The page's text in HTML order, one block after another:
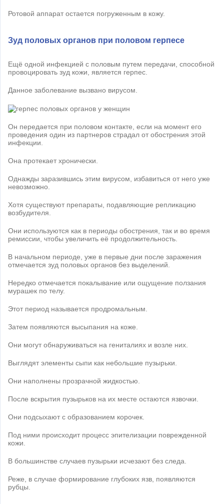
Ротовой аппарат остается погруженным в кожу.
Зуд половых органов при половом герпесе
Ещё одной инфекцией с половым путем передачи, способной
провоцировать зуд кожи, является герпес.
Данное заболевание вызвано вирусом.
Он передается при половом контакте, если на момент его
проведения один из партнеров страдал от обострения этой
инфекции.
Она протекает хронически.
Однажды заразившись этим вирусом, избавиться от него уже
невозможно.
Хотя существуют препараты, подавляющие репликацию
возбудителя.
Они используются как в периоды обострения, так и во время
ремиссии, чтобы увеличить её продолжительность.
В начальном периоде, уже в первые дни после заражения
отмечается зуд половых органов без выделений.
Нередко отмечается покалывание или ощущение ползания
мурашек по телу.
Этот период называется продромальным.
Затем появляются высыпания на коже.
Они могут обнаруживаться на гениталиях и возле них.
Выглядят элементы сыпи как небольшие пузырьки.
Они наполнены прозрачной жидкостью.
После вскрытия пузырьков на их месте остаются язвочки.
Они подсыхают с образованием корочек.
Под ними происходит процесс эпителизации поврежденной
кожи.
В большинстве случаев пузырьки исчезают без следа.
Реже, в случае формирование глубоких язв, появляются
рубцы.